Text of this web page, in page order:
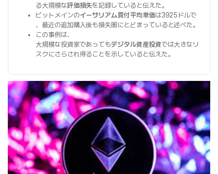
る大規模な評価損失を記録していると伝えた。
ビットメインのイーサリアム買付平均単価は3925ドルで
、最近の追加購入後も損失圏にとどまっていると述べた。
この事例は、
大規模な投資家であってもデジタル資産投資では大きなリ
スクにさらされ得ることを示していると伝えた。